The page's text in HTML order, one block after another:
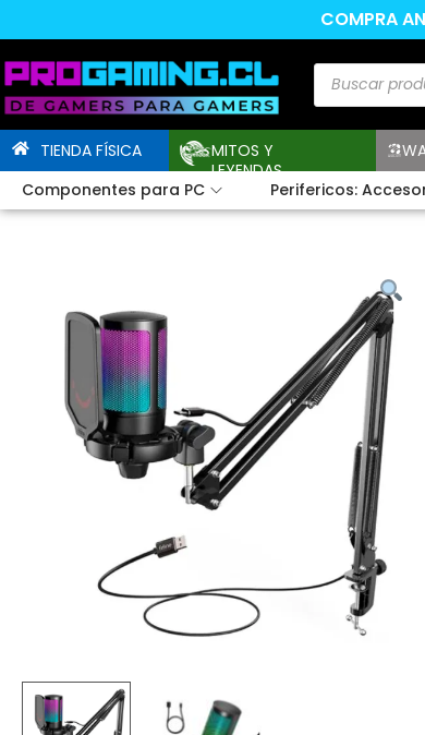
COMPRA
TIENDA FÍSICA
MITOS Y
LEYENDAS
Componentes para PC
Perifericos: